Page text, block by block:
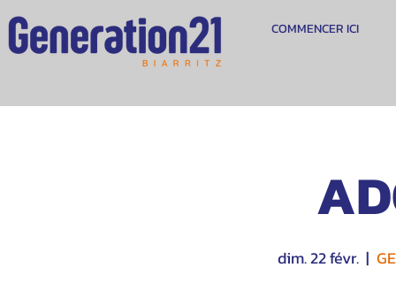
COMMENCER ICI
dim. 22 févr.
  |